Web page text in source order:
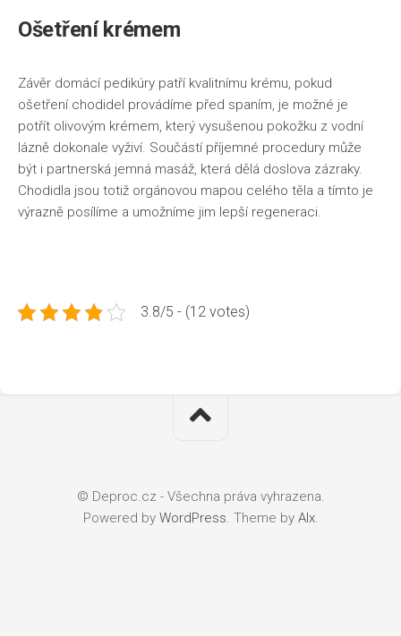
Ošetření krémem
Závěr domácí pedikúry patří kvalitnímu krému, pokud
ošetření chodidel provádíme před spaním, je možné je
potřít olivovým krémem, který vysušenou pokožku z vodní
lázně dokonale vyživí. Součástí příjemné procedury může
být i partnerská jemná masáž, která dělá doslova zázraky.
Chodidla jsou totiž orgánovou mapou celého těla a tímto je
výrazně posílíme a umožníme jim lepší regeneraci.
3.8/5 - (12 votes)
© Deproc.cz - Všechna práva vyhrazena.
Powered by WordPress. Theme by Alx.